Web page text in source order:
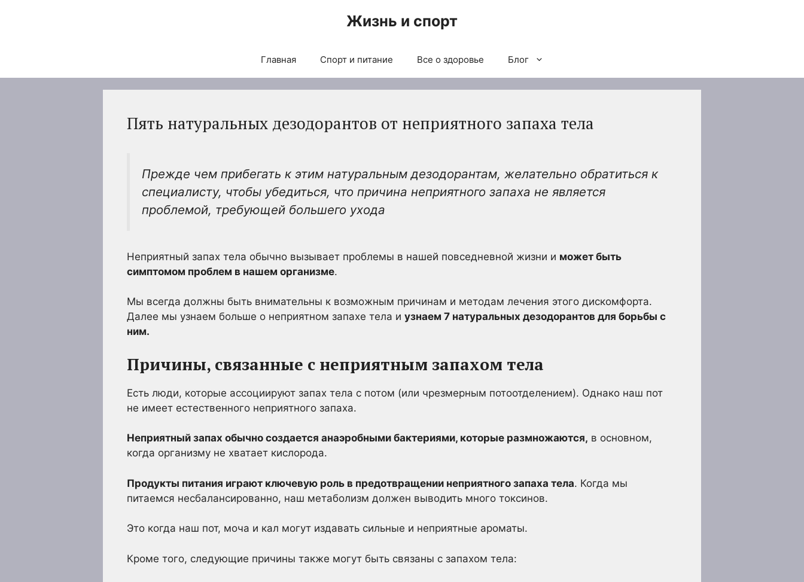
Жизнь и спорт
Главная Спорт и питание Все о здоровье Блог
Пять натуральных дезодорантов от неприятного запаха тела
Прежде чем прибегать к этим натуральным дезодорантам, желательно обратиться к
специалисту, чтобы убедиться, что причина неприятного запаха не является
проблемой, требующей большего ухода
Неприятный запах тела обычно вызывает проблемы в нашей повседневной жизни и может быть
симптомом проблем в нашем организме.
Мы всегда должны быть внимательны к возможным причинам и методам лечения этого дискомфорта.
Далее мы узнаем больше о неприятном запахе тела и узнаем 7 натуральных дезодорантов для борьбы с
ним.
Причины, связанные с неприятным запахом тела
Есть люди, которые ассоциируют запах тела с потом (или чрезмерным потоотделением). Однако наш пот
не имеет естественного неприятного запаха.
Неприятный запах обычно создается анаэробными бактериями, которые размножаются, в основном,
когда организму не хватает кислорода.
Продукты питания играют ключевую роль в предотвращении неприятного запаха тела. Когда мы
питаемся несбалансированно, наш метаболизм должен выводить много токсинов.
Это когда наш пот, моча и кал могут издавать сильные и неприятные ароматы.
Кроме того, следующие причины также могут быть связаны с запахом тела: